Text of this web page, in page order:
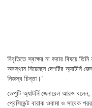
বিবৃতিতে স্বাক্ষর না করার বিষয়ে
অবস্থান নিয়েছেন দেশটির অ্যাটর্নি
নিজস্ব চিন্তা।’
ডেপুটি অ্যাটর্নি জেনারেল আরও বলেন,
প্রেসিডেন্ট বারাক ওবামা ও সাবেক